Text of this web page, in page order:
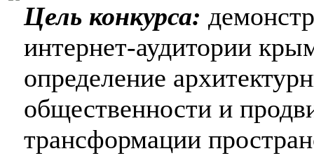
Цель конкурса:
интернет-аудитории
определение
общественности и
трансформации